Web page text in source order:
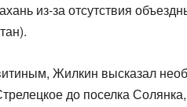
из-за отсутствия
Жилкин высказал
до поселка